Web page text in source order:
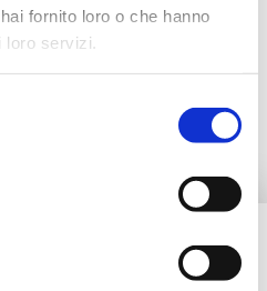
fornito loro o che hanno
servizi.